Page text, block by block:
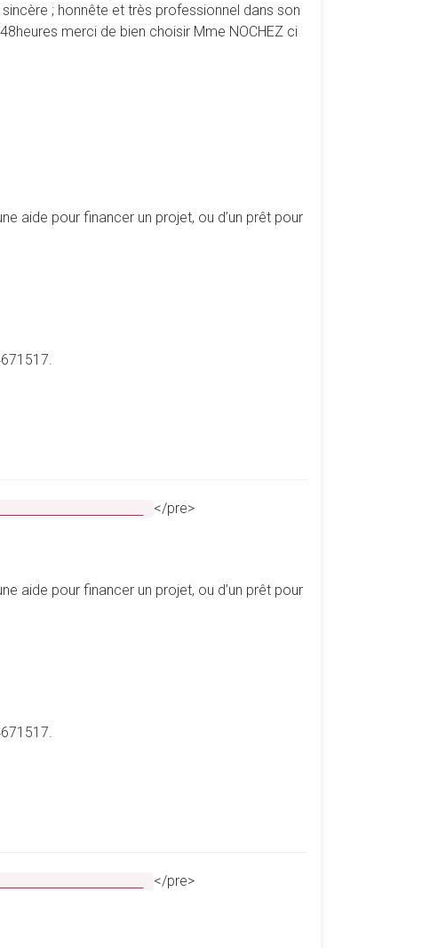
; honnête et très professionnel dans son
merci de bien choisir Mme NOCHEZ ci
aide pour financer un projet, ou d’un prêt pour
</pre>
aide pour financer un projet, ou d’un prêt pour
</pre>